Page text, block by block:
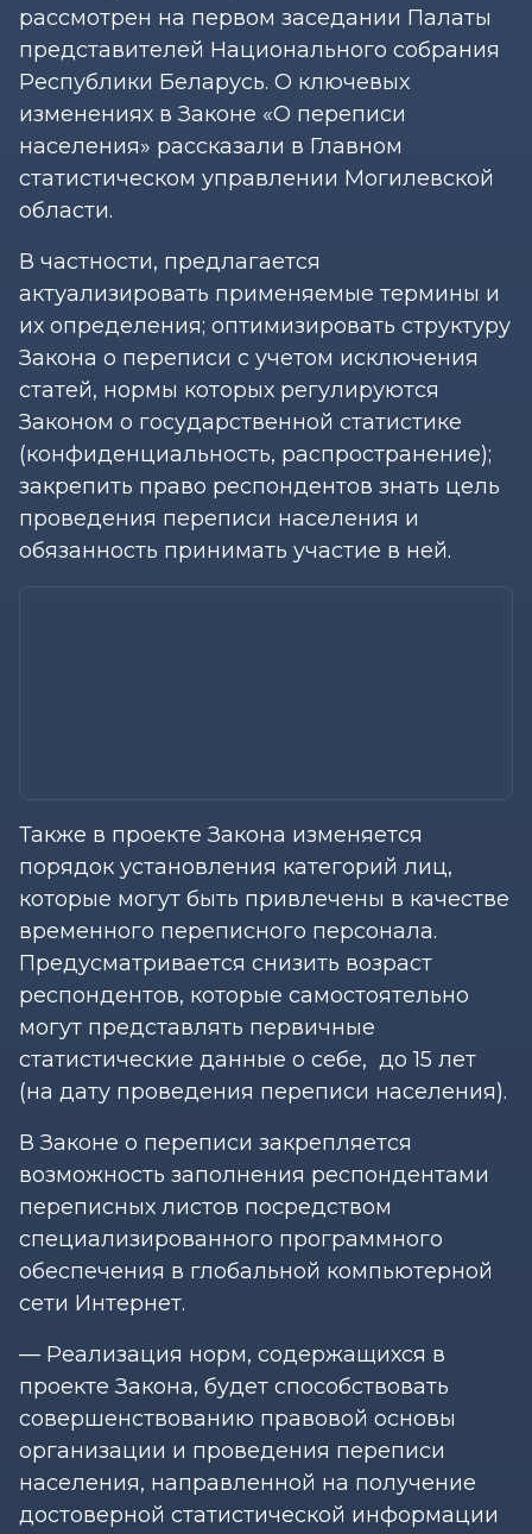
рассмотрен на первом заседании Палаты
представителей Национального собрания
Республики Беларусь. О ключевых
изменениях в Законе «О переписи
населения» рассказали в Главном
статистическом управлении Могилевской
области.
В частности, предлагается
актуализировать применяемые термины и
их определения; оптимизировать структуру
Закона о переписи с учетом исключения
статей, нормы которых регулируются
Законом о государственной статистике
(конфиденциальность, распространение);
закрепить право респондентов знать цель
проведения переписи населения и
обязанность принимать участие в ней.
Также в проекте Закона изменяется
порядок установления категорий лиц,
которые могут быть привлечены в качестве
временного переписного персонала.
Предусматривается снизить возраст
респондентов, которые самостоятельно
могут представлять первичные
статистические данные о себе, до 15 лет
(на дату проведения переписи населения).
В Законе о переписи закрепляется
возможность заполнения респондентами
переписных листов посредством
специализированного программного
обеспечения в глобальной компьютерной
сети Интернет.
— Реализация норм, содержащихся в
проекте Закона, будет способствовать
совершенствованию правовой основы
организации и проведения переписи
населения, направленной на получение
достоверной статистической информации